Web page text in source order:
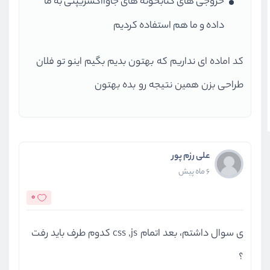
خودتان می‌شوید.
برای مثال فاصله‌دهی از کنارهای داخلی المنت یا از کنارهای
خارجی المنت، از پایین یا بالا ، اندازه کلی المنت و ... .
ممکن است در یک وبسایت شما قصد داشته باشید از تصاویر
در جاهای مختلف به روش‌های مختلف استفاده کنید. در
صفحات وبسایت خودتان را مدیریت کنید.
داده و ما هم استفاده کردیم
کد اماده ای نداریم که بهتون بدیم بگیم اینو تو فلان
طراحی بزن همین نتیجه رو بده بهتون
علی رزم پور
6 ماه پیش
0
ی سوال داشتم، بعد اتمام css ,js کدوم طرف باید رفت
؟